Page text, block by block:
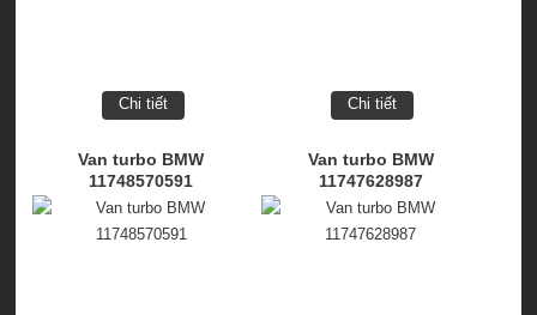
Chi tiết Chi tiết
Van turbo BMW
11748570591
Van turbo BMW
11747628987